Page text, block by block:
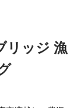
リッジ 漁